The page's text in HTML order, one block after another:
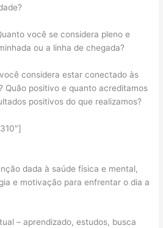
você se considera pleno e
ou a linha de chegada?
considera estar conectado às
Quão positivo e quanto acreditamos
positivos do que realizamos?
dada à saúde física e mental,
e motivação para enfrentar o dia a
– aprendizado, estudos, busca